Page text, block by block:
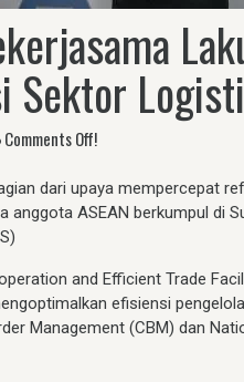
Sektor
Comments Off!
dari upaya mempercepat
anggota ASEAN berkumpul di
and Efficient Trade
efisiensi
Management (CBM) dan